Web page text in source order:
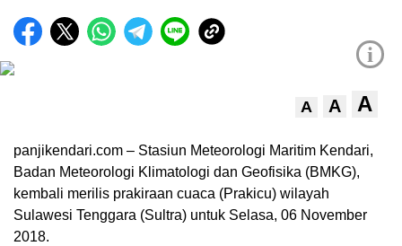
i
A A A
panjikendari.com – Stasiun Meteorologi Maritim Kendari,
Badan Meteorologi Klimatologi dan Geofisika (BMKG),
kembali merilis prakiraan cuaca (Prakicu) wilayah
Sulawesi Tenggara (Sultra) untuk Selasa, 06 November
2018.